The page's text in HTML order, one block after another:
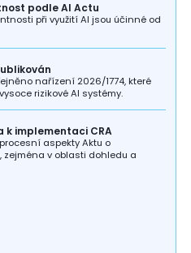
podle AI Actu
při využití AI jsou účinné od
nařízení 2026/1774, které
rizikové AI systémy.
k implementaci CRA
aspekty Aktu o
zejména v oblasti dohledu a